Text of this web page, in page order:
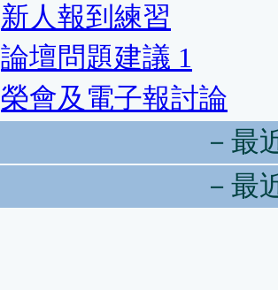
新人報到練習
論壇問題建議 1
榮會及電子報討論
－最
－最